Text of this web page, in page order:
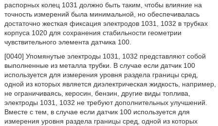
распорных колец 1031 должно быть таким, чтобы влияние на
точность измерений была минимальной, но обеспечивалась
достаточно жесткая фиксация электродов 1031, 1032 в трубках
корпуса 1020 для сохранения стабильности геометрии
чувствительного элемента датчика 100.
[0040] Упомянутые электроды 1031, 1032 представляют собой
выполненные из металла трубки. В случае если датчик 100
используется для измерения уровня раздела границы сред,
одной из которых является диэлектрическая жидкость, например,
не ограничиваясь, керосин, бензин, другие виды топлива,
электроды 1031, 1032 не требуют дополнительных улучшений.
Вместе с тем, в случае если датчик 100 используется для
измерения уровня раздела границы сред, одной из которых